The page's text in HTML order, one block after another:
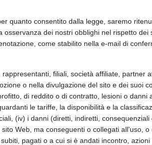
quanto consentito dalla legge, saremo
dei nostri obblighi nel rispetto dei
come stabilito nella e-mail di
filiali, società affiliate, partner
o nella divulgazione del sito e dei suoi
di reddito o di contratto, lesioni o danni
le tariffe, la disponibilità e la
(iv) i danni (diretti, indiretti, consequenziali
Web, ma conseguenti o collegati all’uso, o
pagati o a cui si è andati incontro, azioni